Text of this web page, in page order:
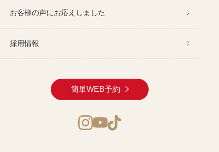
簡単WEB予約
お客様の声にお応えしました
採用情報